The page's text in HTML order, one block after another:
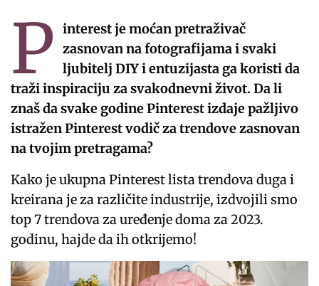
P
interest je moćan pretraživač
zasnovan na fotografijama i svaki
ljubitelj DIY i entuzijasta ga koristi da
traži inspiraciju za svakodnevni život. Da li
znaš da svake godine Pinterest izdaje pažljivo
istražen Pinterest vodič za trendove zasnovan
na tvojim pretragama?
Kako je ukupna Pinterest lista trendova duga i
kreirana je za različite industrije, izdvojili smo
top 7 trendova za uređenje doma za 2023.
godinu, hajde da ih otkrijemo!